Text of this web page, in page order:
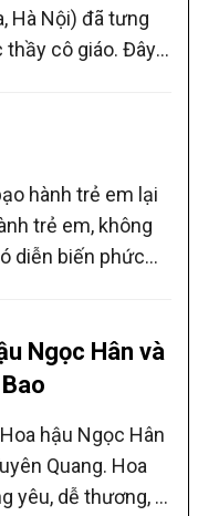
Hà Nội) đã tưng
cô giáo. Đây
hành trẻ em lại
trẻ em, không
diễn biến phức
Ngọc Hân và
hậu Ngọc Hân
Quang. Hoa
yêu, dễ thương, lễ